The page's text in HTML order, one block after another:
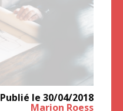
Publié le 30/04/2018
Marion Roess